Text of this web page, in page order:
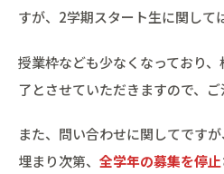
すが、2学期スタート生に関して
授業枠なども少なくなっており
了とさせていただきますので、ご
また、問い合わせに関してです
埋まり次第、 全学年の募集を停止